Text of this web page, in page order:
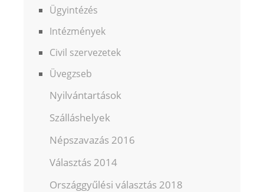
Ügyintézés
Intézmények
Civil szervezetek
Üvegzseb
Nyilvántartások
Szálláshelyek
Népszavazás 2016
Választás 2014
Országgyűlési választás 2018